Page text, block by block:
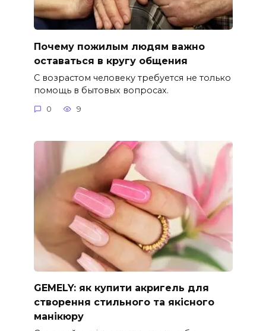
Почему пожилым людям важно
оставаться в кругу общения
С возрастом человеку требуется не только
помощь в бытовых вопросах.
0 9
GEMELY: як купити акригель для
створення стильного та якісного
манікюру